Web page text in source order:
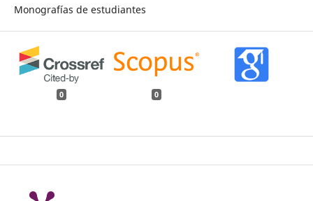
Monografías de estudiantes
0 0